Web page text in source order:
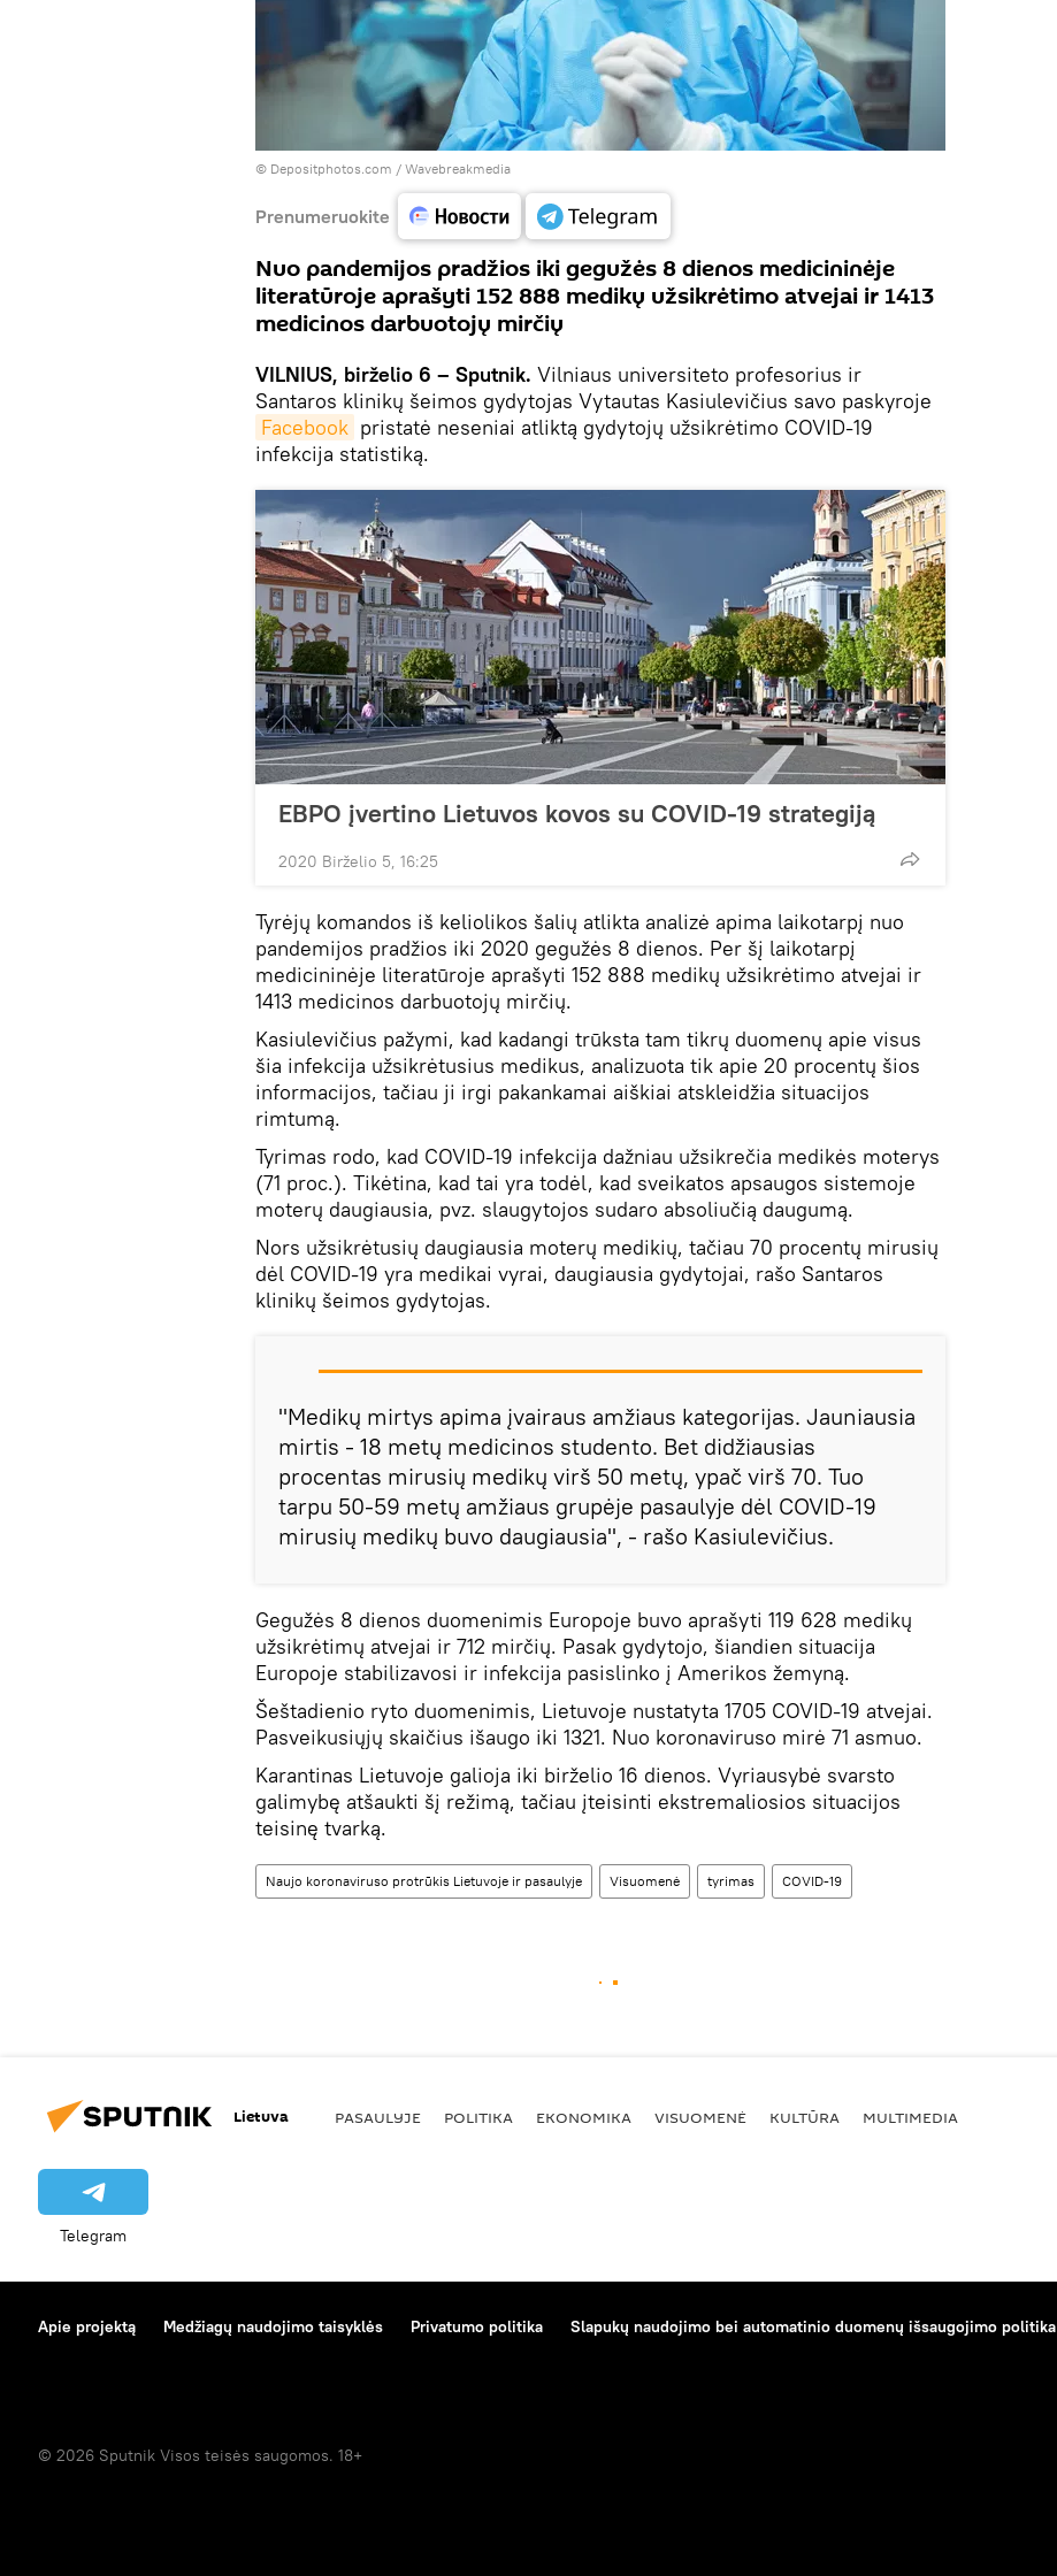
© Depositphotos.com / Wavebreakmedia
Prenumeruokite
Nuo pandemijos pradžios iki gegužės 8 dienos medicininėje
literatūroje aprašyti 152 888 medikų užsikrėtimo atvejai ir 1413
medicinos darbuotojų mirčių
VILNIUS, birželio 6 – Sputnik. Vilniaus universiteto profesorius ir
Santaros klinikų šeimos gydytojas Vytautas Kasiulevičius savo paskyroje
Facebook pristatė neseniai atliktą gydytojų užsikrėtimo COVID-19
infekcija statistiką.
EBPO įvertino Lietuvos kovos su COVID-19 strategiją
2020 Birželio 5, 16:25
Tyrėjų komandos iš keliolikos šalių atlikta analizė apima laikotarpį nuo
pandemijos pradžios iki 2020 gegužės 8 dienos. Per šį laikotarpį
medicininėje literatūroje aprašyti 152 888 medikų užsikrėtimo atvejai ir
1413 medicinos darbuotojų mirčių.
Kasiulevičius pažymi, kad kadangi trūksta tam tikrų duomenų apie visus
šia infekcija užsikrėtusius medikus, analizuota tik apie 20 procentų šios
informacijos, tačiau ji irgi pakankamai aiškiai atskleidžia situacijos
rimtumą.
Tyrimas rodo, kad COVID-19 infekcija dažniau užsikrečia medikės moterys
(71 proc.). Tikėtina, kad tai yra todėl, kad sveikatos apsaugos sistemoje
moterų daugiausia, pvz. slaugytojos sudaro absoliučią daugumą.
Nors užsikrėtusių daugiausia moterų medikių, tačiau 70 procentų mirusių
dėl COVID-19 yra medikai vyrai, daugiausia gydytojai, rašo Santaros
klinikų šeimos gydytojas.
"Medikų mirtys apima įvairaus amžiaus kategorijas. Jauniausia
mirtis - 18 metų medicinos studento. Bet didžiausias
procentas mirusių medikų virš 50 metų, ypač virš 70. Tuo
tarpu 50-59 metų amžiaus grupėje pasaulyje dėl COVID-19
mirusių medikų buvo daugiausia", - rašo Kasiulevičius.
Gegužės 8 dienos duomenimis Europoje buvo aprašyti 119 628 medikų
užsikrėtimų atvejai ir 712 mirčių. Pasak gydytojo, šiandien situacija
Europoje stabilizavosi ir infekcija pasislinko į Amerikos žemyną.
Šeštadienio ryto duomenimis, Lietuvoje nustatyta 1705 COVID-19 atvejai.
Pasveikusiųjų skaičius išaugo iki 1321. Nuo koronaviruso mirė 71 asmuo.
Karantinas Lietuvoje galioja iki birželio 16 dienos. Vyriausybė svarsto
galimybę atšaukti šį režimą, tačiau įteisinti ekstremaliosios situacijos
teisinę tvarką.
Naujo koronaviruso protrūkis Lietuvoje ir pasaulyje Visuomenė tyrimas COVID-19
Lietuva PASAULYJE POLITIKA EKONOMIKA VISUOMENĖ KULTŪRA MULTIMEDIA
Telegram
Apie projektą Medžiagų naudojimo taisyklės Privatumo politika Slapukų naudojimo bei automatinio duomenų išsaugojimo politika
© 2026 Sputnik Visos teisės saugomos. 18+